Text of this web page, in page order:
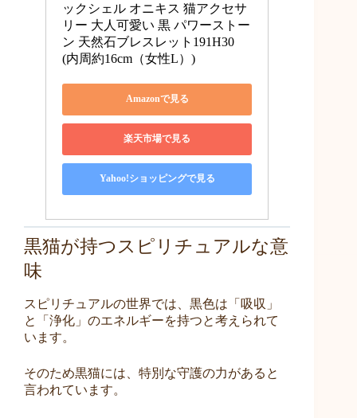
ックシェル オニキス 猫アクセサ
リー 大人可愛い 黒 パワーストー
ン 天然石ブレスレット191H30
(内周約16cm（女性L）)
Amazonで見る
楽天市場で見る
Yahoo!ショッピングで見る
黒猫が持つスピリチュアルな意
味
スピリチュアルの世界では、黒色は「吸収」
と「浄化」のエネルギーを持つと考えられて
います。
そのため黒猫には、特別な守護の力があると
言われています。